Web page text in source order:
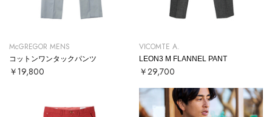
McGREGOR MENS
コットンワンタックパンツ
￥19,800
VICOMTE A.
LEON3 M FLANNEL PANT
￥29,700